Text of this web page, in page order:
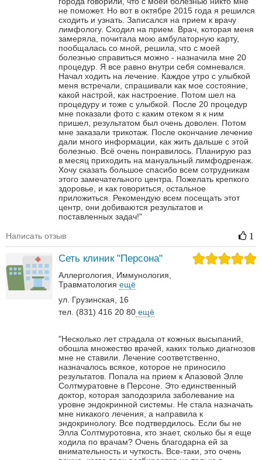
не поможет. Но вот в октябре 2015 года я решился
сходить и узнать. Записался на прием к врачу
лимфологу. Сходил на прием. Врач, которая меня
замеряла, почитала мою амбулаторную карту,
пообщалась со мной, решила, что с моей
болезнью справиться можно - назначила мне 20
процедур. Я все равно внутри себя сомневался.
Начал ходить на лечение. Каждое утро с улыбкой
меня встречали, спрашивали как мое состояние,
какой настрой, как настроение. Потом шел на
процедуру и тоже с улыбкой. После 20 процедур
мне показали фото с каким отеком я к ним
пришел, результатом был очень доволен. Потом
мне заказали трикотаж. После окончание лечение
дали много информации, как жить дальше с этой
болезнью. Всё очень понравилось. Планирую раз
в месяц приходить на мануальный лимфодренаж.
Хочу сказать большое спасибо всем сотрудникам
этого замечательного центра. Пожелать крепкого
здоровье, и как говориться, остальное
приложиться. Рекомендую всем посещать этот
центр, они добиваются результатов и
поставленных задач!"
Написать отзыв 1
Сеть клиник "Персона"
Аллергология
Иммунология
Травматология ещё
ул. Грузинская, 16
тел. (831) 416 20 80 ещё
"Несколько лет страдала от кожных высыпаний,
обошла множество врачей, каких только диагнозов
мне не ставили. Лечение соответственно,
назначалось всякое, которое не приносило
результатов. Попала на прием к Апазовой Элле
Солтмуратовне в Персоне. Это единственный
доктор, которая заподозрила заболевание на
уровне эндокринной системы. Не стала назначать
мне никакого лечения, а направила к
эндокринологу. Все подтвердилось. Если бы не
Элла Солтмуротовна, кто знает, сколько бы я еще
ходила по врачам? Очень благодарна ей за
внимательность и чуткость. Все-таки, это очень